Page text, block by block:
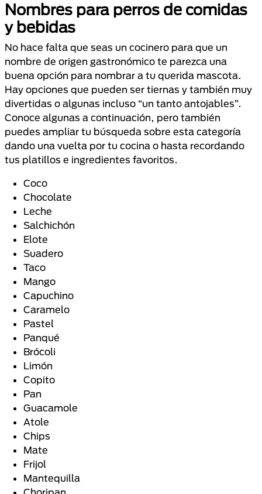
Nombres para perros de comidas
y bebidas
No hace falta que seas un cocinero para que un
nombre de origen gastronómico te parezca una
buena opción para nombrar a tu querida mascota.
Hay opciones que pueden ser tiernas y también muy
divertidas o algunas incluso “un tanto antojables”.
Conoce algunas a continuación, pero también
puedes ampliar tu búsqueda sobre esta categoría
dando una vuelta por tu cocina o hasta recordando
tus platillos e ingredientes favoritos.
Coco
Chocolate
Leche
Salchichón
Elote
Suadero
Taco
Mango
Capuchino
Caramelo
Pastel
Panqué
Brócoli
Limón
Copito
Pan
Guacamole
Atole
Chips
Mate
Frijol
Mantequilla